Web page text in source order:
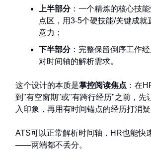
上半部分：一个精炼的核心技
点区，用3-5个硬技能/关键成就
意力；
下半部分：完整保留倒序工作
对时间轴的解析需求。
这个设计的本质是掌控阅读焦点 ：在
到"有空窗期"或"有跨行经历"之前，先
入印象，再用有时间锚点的经历打消疑
ATS可以正常解析时间轴，HR也能快
——两端都不丢分。